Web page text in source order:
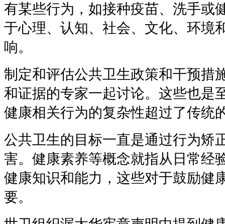
有某些行为，如接种疫苗、洗手或
于心理、认知、社会、文化、环境
响。
制定和评估公共卫生政策和干预措
和证据的专家一起讨论。这些也是
健康相关行为的复杂性超过了传统
公共卫生的目标一直是通过行为矫
害。健康素养等概念就指从日常经
健康知识和能力，这些对于鼓励健
要。